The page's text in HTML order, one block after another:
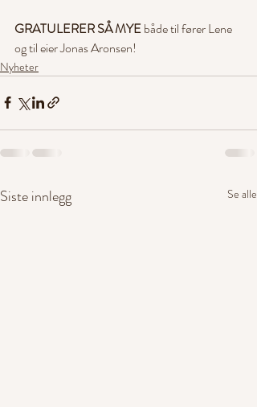
GRATULERER SÅ MYE både til fører Lene
og til eier Jonas Aronsen!
Nyheter
Siste innlegg Se alle